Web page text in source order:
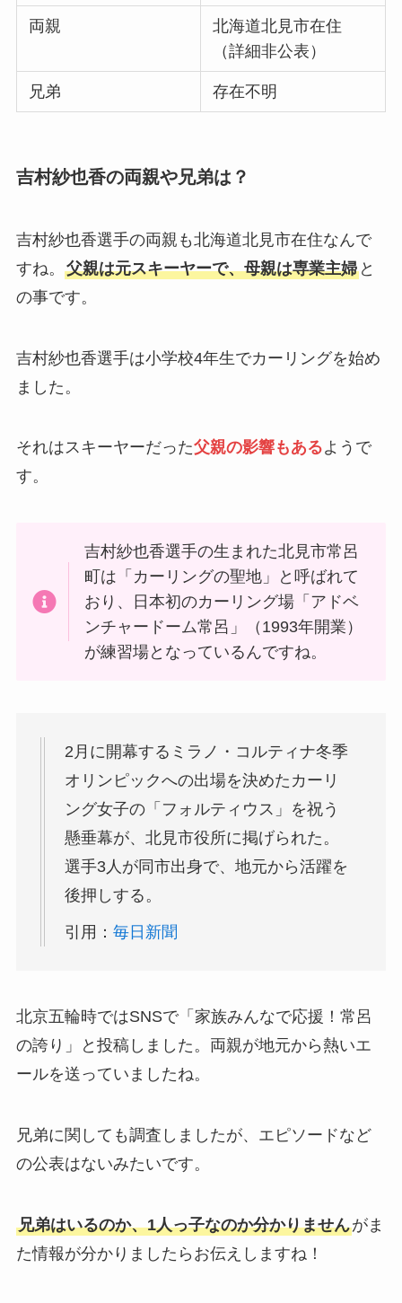
両親
北海道北見市在住
（詳細非公表）​
兄弟 存在不明​
吉村紗也香の両親や兄弟は？
吉村紗也香選手の両親も北海道北見市在住なんで
すね。 父親は元スキーヤーで、母親は専業主婦と
の事です。
吉村紗也香選手は小学校4年生でカーリングを始め
ました。
それはスキーヤーだった父親の影響もあるようで
す。
吉村紗也香選手の生まれた北見市常呂
町は「カーリングの聖地」と呼ばれて
おり、日本初のカーリング場「アドベ
ンチャードーム常呂」（1993年開業）
が練習場となっているんですね。
2月に開幕するミラノ・コルティナ冬季
オリンピックへの出場を決めたカーリ
ング女子の「フォルティウス」を祝う
懸垂幕が、北見市役所に掲げられた。
選手3人が同市出身で、地元から活躍を
後押しする。
引用： 毎日新聞
北京五輪時ではSNSで「家族みんなで応援！常呂
の誇り」と投稿しました。両親が地元から熱いエ
ールを送っていましたね。
兄弟に関しても調査しましたが、エピソードなど
の公表はないみたいです。
兄弟はいるのか、1人っ子なのか分かりませんがま
た情報が分かりましたらお伝えしますね！